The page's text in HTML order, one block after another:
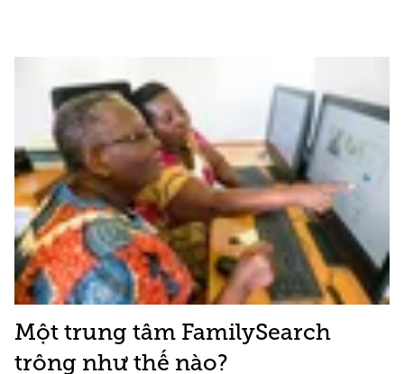
Một trung tâm FamilySearch
trông như thế nào?